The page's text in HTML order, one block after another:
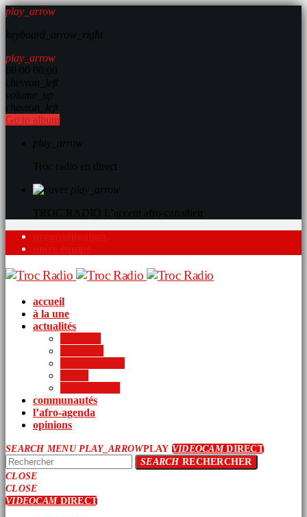
play_arrow
play_arrow
Go to album
accueil
à la une
actualités
communautés
l’afro-agenda
opinions
SEARCH MENU PLAY_ARROWPLAY VIDEOCAMDIRECT
SEARCHRECHERCHER
CLOSE
CLOSE
VIDEOCAMDIRECT